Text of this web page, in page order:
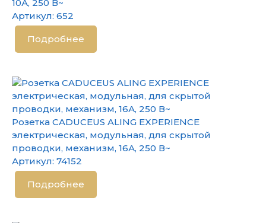
10А, 250 В~
Артикул: 652
Подробнее
Розетка CADUCEUS ALING EXPERIENCE
электрическая, модульная, для скрытой
проводки, механизм, 16А, 250 В~
Артикул: 74152
Подробнее